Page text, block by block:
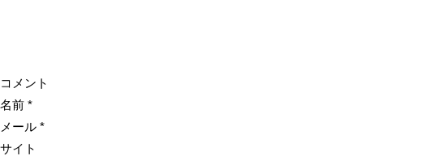
コメント
名前 *
メール *
サイト